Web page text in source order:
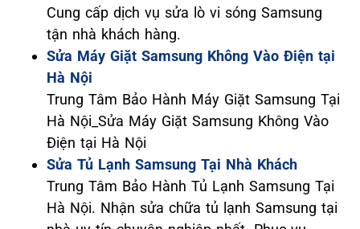
Cung cấp dịch vụ sửa lò vi sóng Samsung
tận nhà khách hàng.
Sửa Máy Giặt Samsung Không Vào Điện tại
Hà Nội
Trung Tâm Bảo Hành Máy Giặt Samsung Tại
Hà Nội_Sửa Máy Giặt Samsung Không Vào
Điện tại Hà Nội
Sửa Tủ Lạnh Samsung Tại Nhà Khách
Trung Tâm Bảo Hành Tủ Lạnh Samsung Tại
Hà Nội. Nhận sửa chữa tủ lạnh Samsung tại